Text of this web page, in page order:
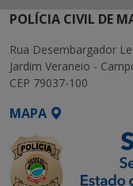
POLÍCIA CIVIL DE
Rua Desembargador
Jardim Veraneio -
CEP 79037-100
MAPA